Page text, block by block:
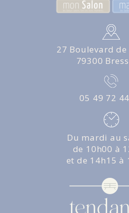
27 Boulevard
79300
05 49 72
Du mardi au
de 10h00 à
et de 14h15 à